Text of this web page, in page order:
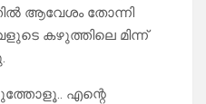
ആവേശം തോന്നി
കഴുത്തിലെ മിന്ന്
എന്റെ